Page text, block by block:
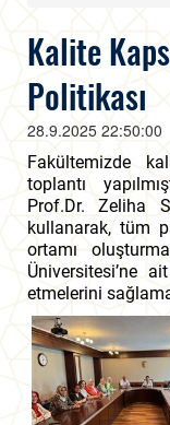
Kalite
Politikası
28.9.2025 22:50:00
Fakültemizde
toplantı
Prof.Dr. Zeliha
kullanarak, tüm
ortamı
Üniversitesi’ne
etmelerini